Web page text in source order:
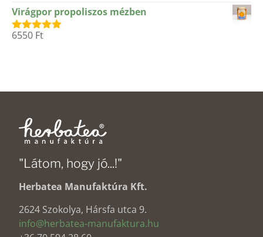
Virágpor propoliszos mézben
Értékelés:
6550 Ft
"Látom, hogy jó...!"
Herbatea Manufaktúra Kft.
2624 Szokolya, Hársfa utca 9.
info@herbatea-manufaktura.hu